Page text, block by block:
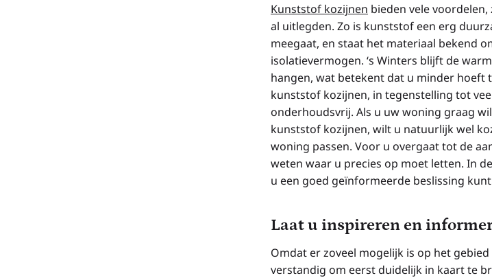
Kunststof kozijnen bieden vele voordelen,
al uitlegden. Zo is kunststof een erg
meegaat, en staat het materiaal bekend
isolatievermogen. ‘s Winters blijft de
hangen, wat betekent dat u minder hoeft
kunststof kozijnen, in tegenstelling tot
onderhoudsvrij. Als u uw woning graag
kunststof kozijnen, wilt u natuurlijk wel
woning passen. Voor u overgaat tot de
weten waar u precies op moet letten. In
u een goed geïnformeerde beslissing
Laat u inspireren en
Omdat er zoveel mogelijk is op het
verstandig om eerst duidelijk in kaart te